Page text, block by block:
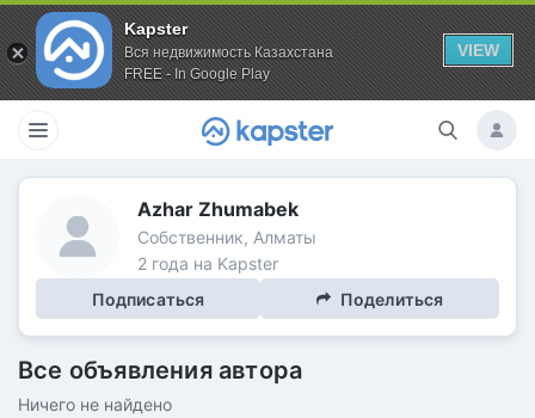
Kapster
Вся недвижимость Казахстана
FREE - In Google Play
VIEW
Azhar Zhumabek
Собственник, Алматы
2 года на Kapster
Подписаться
Поделиться
Все объявления автора
Ничего не найдено